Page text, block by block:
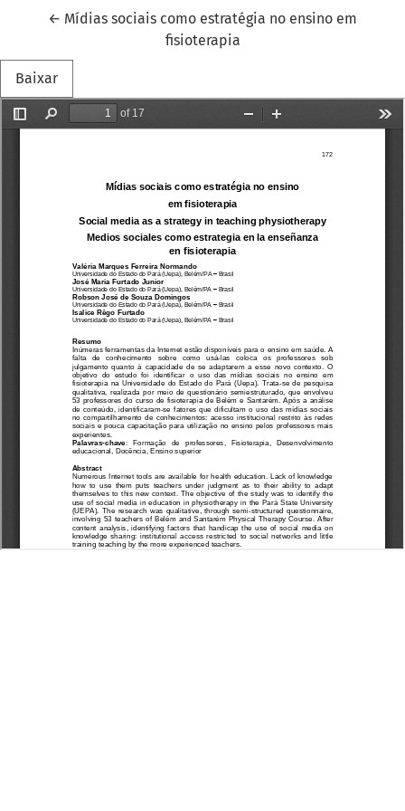
← Voltar aos Detalhes do Artigo
Mídias sociais como estratégia no ensino em
fisioterapia
Baixar